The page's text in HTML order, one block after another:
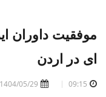
موفقیت داوران
ای در اردن
09:15
1404/05/29